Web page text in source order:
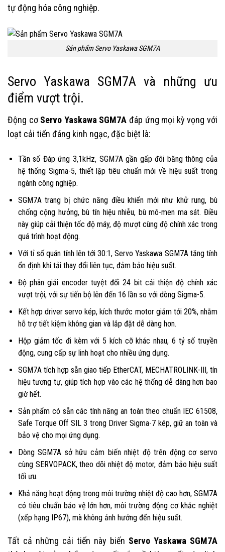
tự động hóa công nghiệp.
Sản phẩm Servo Yaskawa SGM7A
Servo Yaskawa SGM7A và những ưu
điểm vượt trội.
Động cơServo Yaskawa SGM7A đáp ứng mọi kỳ vọng với
loạt cải tiến đáng kinh ngạc, đặc biệt là:
Tần số Đáp ứng 3,1kHz, SGM7A gần gấp đôi băng thông của
hệ thống Sigma-5, thiết lập tiêu chuẩn mới về hiệu suất trong
ngành công nghiệp.
SGM7A trang bị chức năng điều khiển mới như khử rung, bù
chống cộng hưởng, bù tín hiệu nhiễu, bù mô-men ma sát. Điều
này giúp cải thiện tốc độ máy, độ mượt cùng độ chính xác trong
quá trình hoạt động.
Với tỉ số quán tính lên tới 30:1, Servo Yaskawa SGM7A tăng tính
ổn định khi tải thay đổi liên tục, đảm bảo hiệu suất.
Độ phân giải encoder tuyệt đối 24 bit cải thiện độ chính xác
vượt trội, với sự tiến bộ lên đến 16 lần so với dòng Sigma-5.
Kết hợp driver servo kép, kích thước motor giảm tới 20%, nhằm
hỗ trợ tiết kiệm không gian và lắp đặt dễ dàng hơn.
Hộp giảm tốc đi kèm với 5 kích cỡ khác nhau, 6 tỷ số truyền
động, cung cấp sự linh hoạt cho nhiều ứng dụng.
SGM7A tích hợp sẵn giao tiếp EtherCAT, MECHATROLINK-III, tín
hiệu tương tự, giúp tích hợp vào các hệ thống dễ dàng hơn bao
giờ hết.
Sản phẩm có sẵn các tính năng an toàn theo chuẩn IEC 61508,
Safe Torque Off SIL 3 trong Driver Sigma-7 kép, giữ an toàn và
bảo vệ cho mọi ứng dụng.
Dòng SGM7A sở hữu cảm biến nhiệt độ trên động cơ servo
cùng SERVOPACK, theo dõi nhiệt độ motor, đảm bảo hiệu suất
tối ưu.
Khả năng hoạt động trong môi trường nhiệt độ cao hơn, SGM7A
có tiêu chuẩn bảo vệ lớn hơn, môi trường động cơ khắc nghiệt
(xếp hạng IP67), mà không ảnh hưởng đến hiệu suất.
Tất cả những cải tiến này biến Servo Yaskawa SGM7A